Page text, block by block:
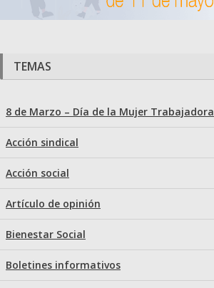
TEMAS
8 de Marzo – Día de la Mujer Trabajadora
Acción sindical
Acción social
Artículo de opinión
Bienestar Social
Boletines informativos